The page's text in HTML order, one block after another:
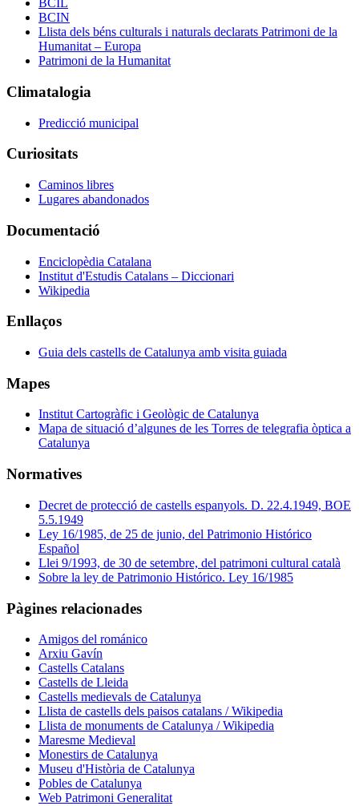
BCIL
BCIN
Llista dels béns culturals i naturals declarats Patrimoni de la
Humanitat – Europa
Patrimoni de la Humanitat
Climatalogia
Predicció municipal
Curiositats
Caminos libres
Lugares abandonados
Documentació
Enciclopèdia Catalana
Institut d'Estudis Catalans – Diccionari
Wikipedia
Enllaços
Guia dels castells de Catalunya amb visita guiada
Mapes
Institut Cartogràfic i Geològic de Catalunya
Mapa de situació d’algunes de les Torres de telegrafia òptica a
Catalunya
Normatives
Decret de protecció de castells espanyols. D. 22.4.1949, BOE
5.5.1949
Ley 16/1985, de 25 de junio, del Patrimonio Histórico
Español
Llei 9/1993, de 30 de setembre, del patrimoni cultural català
Sobre la ley de Patrimonio Histórico. Ley 16/1985
Pàgines relacionades
Amigos del románico
Arxiu Gavín
Castells Catalans
Castells de Lleida
Castells medievals de Catalunya
Llista de castells dels paisos catalans / Wikipedia
Llista de monuments de Catalunya / Wikipedia
Maresme Medieval
Monestirs de Catalunya
Museu d'Història de Catalunya
Pobles de Catalunya
Web Patrimoni Generalitat